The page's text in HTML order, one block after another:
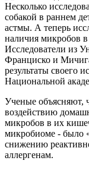
Несколько
собакой в раннем
астмы. А теперь
наличия микробов
Исследователи из
Франциско и
результаты своего
Национальной
Ученые объясняют,
воздействию
микробов в их
микробиоме - было
снижению
аллергенам.